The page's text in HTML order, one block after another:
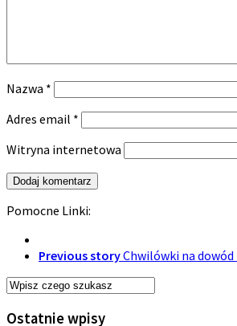
Nazwa *
Adres email *
Witryna internetowa
Pomocne Linki:
Previous storyChwilówki na dowód
Ostatnie wpisy